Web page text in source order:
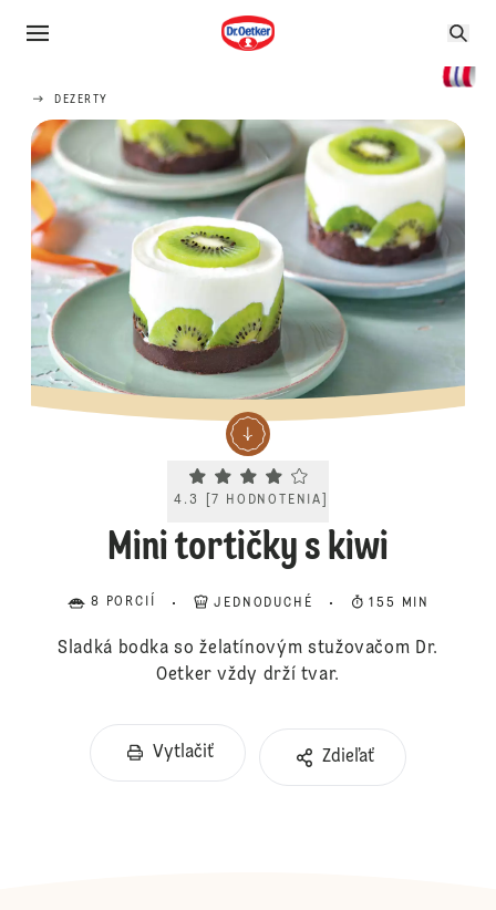
DEZERTY
Current rating 4.3. Click to rate.
4.3 7 HODNOTENIA
Mini tortičky s kiwi
8 PORCIÍ JEDNODUCHÉ 155 MIN
Sladká bodka so želatínovým stužovačom Dr.
Oetker vždy drží tvar.
Vytlačiť Zdieľať